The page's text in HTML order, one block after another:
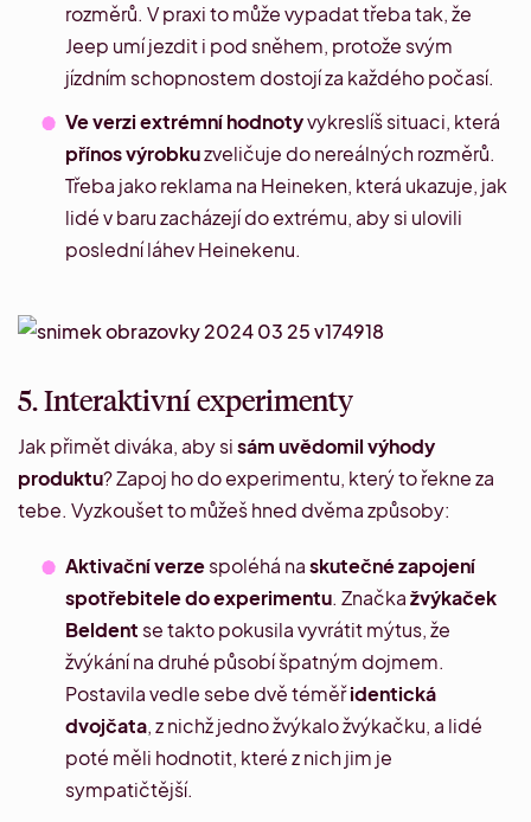
rozměrů. V praxi to může vypadat třeba tak, že
Jeep umí jezdit i pod sněhem, protože svým
jízdním schopnostem dostojí za každého počasí.
Ve verzi extrémní hodnotyvykreslíš situaci, která
přínos výrobkuzveličuje do nereálných rozměrů.
Třeba jakoreklama na Heineken, která ukazuje, jak
lidé v baru zacházejí do extrému, aby si ulovili
poslední láhev Heinekenu.
5. Interaktivní experimenty
Jak přimět diváka, aby sisám uvědomil výhody
produktu? Zapoj ho do experimentu, který to řekne za
tebe. Vyzkoušet to můžeš hned dvěma způsoby:
Aktivační verzespoléhá naskutečné zapojení
spotřebitele do experimentu. Značkažvýkaček
Beldentse takto pokusila vyvrátit mýtus, že
žvýkání na druhé působí špatným dojmem.
Postavila vedle sebe dvě téměřidentická
dvojčata, z nichž jedno žvýkalo žvýkačku, a lidé
poté měli hodnotit, které z nich jim je
sympatičtější.